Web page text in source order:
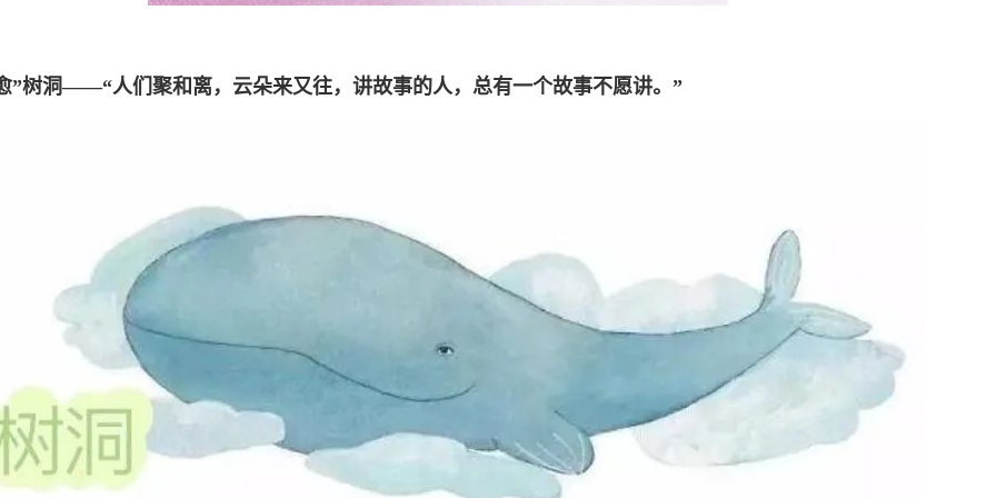
”树洞——“人们聚和离，云朵来又往，讲故事的人，总有一个故事不愿讲。”